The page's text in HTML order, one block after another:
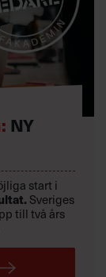
NY
start i
Sveriges
till två års